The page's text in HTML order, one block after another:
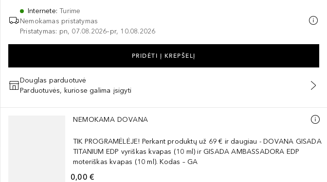
Internete:Turime
Nemokamas pristatymas
Pristatymas: pn, 07.08.2026–pr, 10.08.2026
PRIDĖTI Į KREPŠELĮ
Douglas parduotuvė
Parduotuvės, kuriose galima įsigyti
Praleisti slankiklį
NEMOKAMA DOVANA
TIK PROGRAMĖLĖJE! Perkant produktų už 69 € ir daugiau - DOVANA GISADA
TITANIUM EDP vyriškas kvapas (10 ml) ir GISADA AMBASSADORA EDP
moteriškas kvapas (10 ml). Kodas – GA
0,00 €